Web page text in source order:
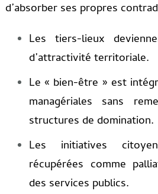
d’absorber ses propres
Les tiers-lieux
d’attractivité territoriale.
Le « bien-être » est
managériales sans
structures de domination.
Les initiatives
récupérées comme
des services publics.